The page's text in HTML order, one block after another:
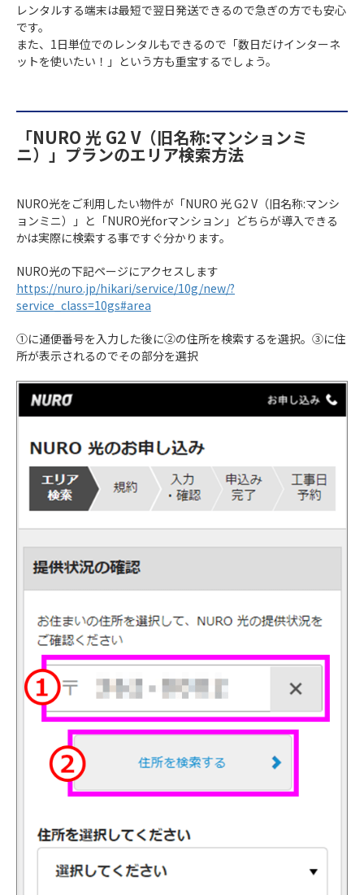
レンタルする端末は最短で翌日発送できるので急ぎの方でも安心
です。
また、1日単位でのレンタルもできるので「数日だけインターネ
ットを使いたい！」という方も重宝するでしょう。
「NURO 光 G2 V（旧名称:マンションミ
ニ）」プランのエリア検索方法
NURO光をご利用したい物件が「NURO 光 G2 V（旧名称:マンシ
ョンミニ）」と「NURO光forマンション」どちらが導入できる
かは実際に検索する事ですぐ分かります。
NURO光の下記ページにアクセスします
https://nuro.jp/hikari/service/10g/new/?
service_class=10gs#area
①に通便番号を入力した後に②の住所を検索するを選択。③に住
所が表示されるのでその部分を選択